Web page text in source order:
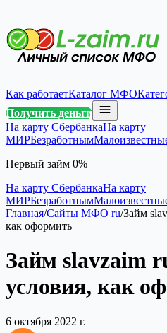
Как работаетКаталог МФО
Получить деньги
На карту СбербанкаНа карту
МИРБезработным
Первый займ 0%
На карту СбербанкаНа карту
МИРБезработным
Главная/Сайты МФО ru/Займ
как оформить
Займ slavzaim
условия, как
6 октября 2022 г.